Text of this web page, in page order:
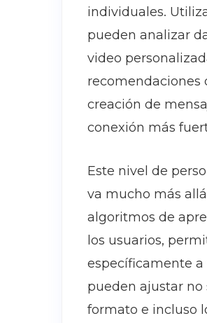
individuales.
pueden analizar
video
recomendaciones
creación de
conexión más
Este nivel de
va mucho más
algoritmos de
los usuarios,
específicamente
pueden ajustar
formato e incluso